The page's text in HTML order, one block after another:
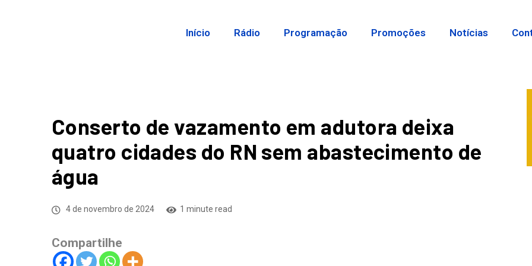
Início Rádio Programação Promoções Notícias
Conserto de vazamento em adutora deixa
quatro cidades do RN sem abastecimento de
água
4 de novembro de 2024 1 minute read
Compartilhe